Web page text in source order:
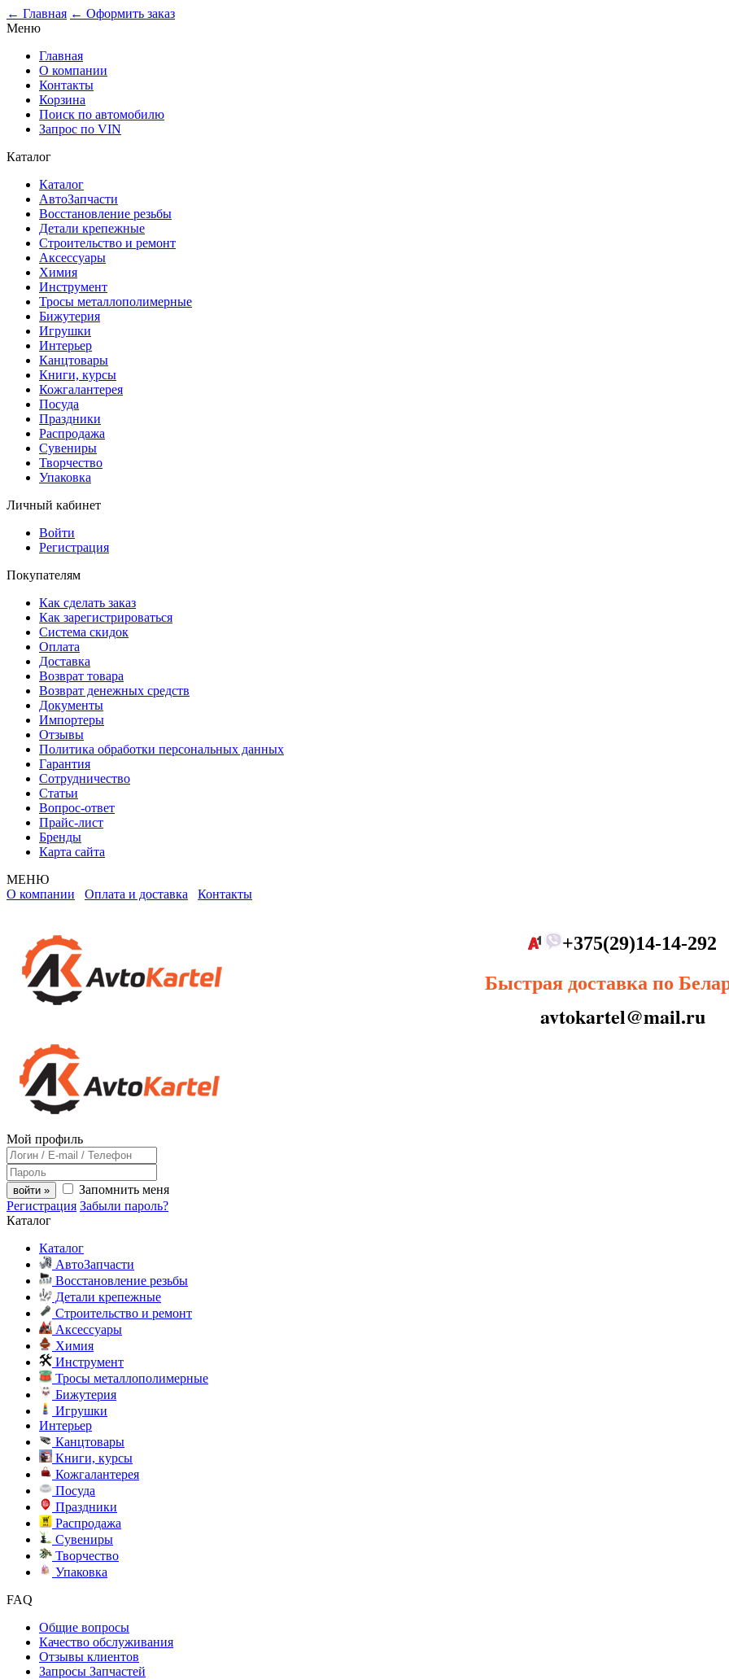
← Главная ← Оформить заказ
Меню
Главная
О компании
Контакты
Корзина
Поиск по автомобилю
Запрос по VIN
Каталог
Каталог
АвтоЗапчасти
Восстановление резьбы
Детали крепежные
Строительство и ремонт
Аксессуары
Химия
Инструмент
Тросы металлополимерные
Бижутерия
Игрушки
Интерьер
Канцтовары
Книги, курсы
Кожгалантерея
Посуда
Праздники
Распродажа
Сувениры
Творчество
Упаковка
Личный кабинет
Войти
Регистрация
Покупателям
Как сделать заказ
Как зарегистрироваться
Система скидок
Оплата
Доставка
Возврат товара
Возврат денежных средств
Документы
Импортеры
Отзывы
Политика обработки персональных данных
Гарантия
Сотрудничество
Статьи
Вопрос-ответ
Прайс-лист
Бренды
Карта сайта
МЕНЮ
О компании
Оплата и доставка Контакты
+375(29)14-14-292
Быстрая доставка по
avtokartel@mail.ru
Мой профиль
войти »
Запомнить меня
Регистрация Забыли пароль?
Каталог
Каталог
АвтоЗапчасти
Восстановление резьбы
Детали крепежные
Строительство и ремонт
Аксессуары
Химия
Инструмент
Тросы металлополимерные
Бижутерия
Игрушки
Интерьер
Канцтовары
Книги, курсы
Кожгалантерея
Посуда
Праздники
Распродажа
Сувениры
Творчество
Упаковка
FAQ
Общие вопросы
Качество обслуживания
Отзывы клиентов
Запросы Запчастей